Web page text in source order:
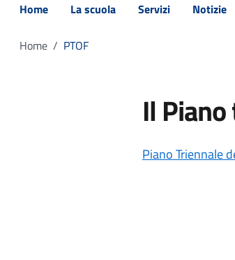
Home La scuola Servizi Notizie
Home PTOF
Il
Piano Triennale